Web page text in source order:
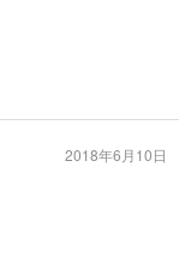
2018年6月10日